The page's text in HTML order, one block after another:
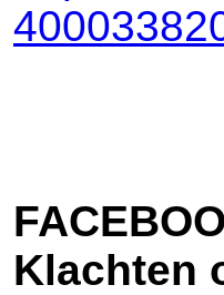
Klachten